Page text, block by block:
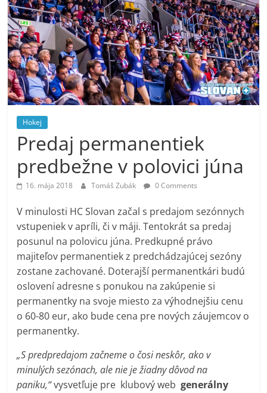
Hokej
Predaj permanentiek
predbežne v polovici júna
16. mája 2018 Tomáš Zubák 0 Comments
V minulosti HC Slovan začal s predajom sezónnych
vstupeniek v apríli, či v máji. Tentokrát sa predaj
posunul na polovicu júna. Predkupné právo
majiteľov permanentiek z predchádzajúcej sezóny
zostane zachované. Doterajší permanentkári budú
oslovení adresne s ponukou na zakúpenie si
permanentky na svoje miesto za výhodnejšiu cenu
o 60-80 eur, ako bude cena pre nových záujemcov o
permanentky.
„S predpredajom začneme o čosi neskôr, ako v
minulých sezónach, ale nie je žiadny dôvod na
paniku,“vysvetľuje pre klubový webgenerálny